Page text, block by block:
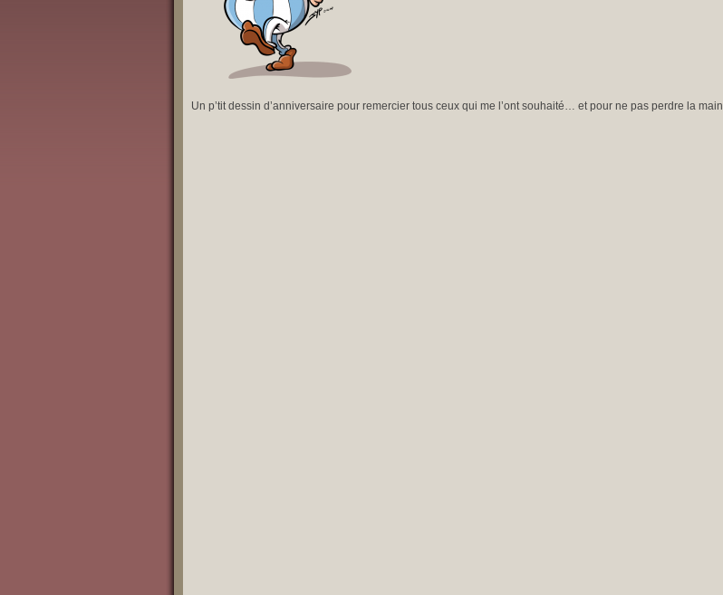
Un p’tit dessin d’anniversaire pour remercier tous ceux qui me l’ont souhaité… et pour ne pas perdre la main